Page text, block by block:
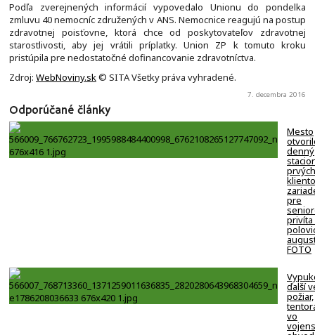
Podľa zverejnených informácií vypovedalo Unionu do pondelka
zmluvu 40 nemocníc združených v ANS. Nemocnice reagujú na postup
zdravotnej poisťovne, ktorá chce od poskytovateľov zdravotnej
starostlivosti, aby jej vrátili príplatky. Union ZP k tomuto kroku
pristúpila pre nedostatočné dofinancovanie zdravotníctva.
Zdroj: WebNoviny.sk© SITA Všetky práva vyhradené.
7. decembra 2016
Odporúčané články
Mesto
denný
prvých
pre
privíta
FOTO
ďalší
požiar,
vo